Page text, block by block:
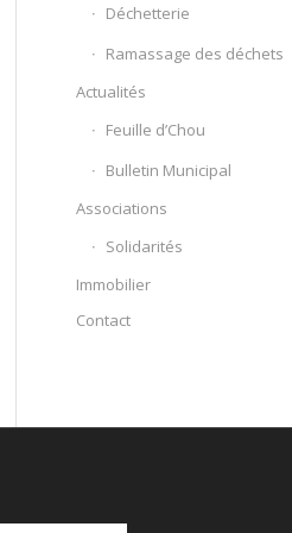
Déchetterie
Ramassage des déchets
Actualités
Feuille d’Chou
Bulletin Municipal
Associations
Solidarités
Immobilier
Contact